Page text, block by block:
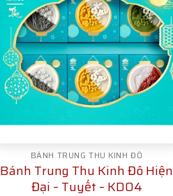
BÁNH TRUNG THU KINH ĐÔ
Bánh Trung Thu Kinh Đô Hiện
Đại – Tuyết – KD04